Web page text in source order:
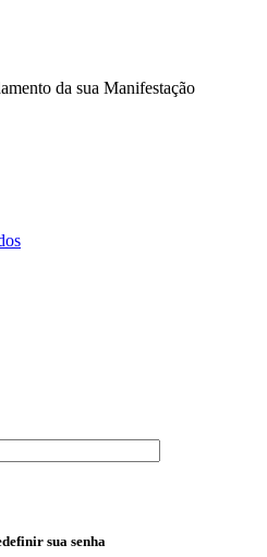
da sua Manifestação
sua senha